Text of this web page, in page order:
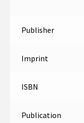
Publisher
Imprint
ISBN
Publication